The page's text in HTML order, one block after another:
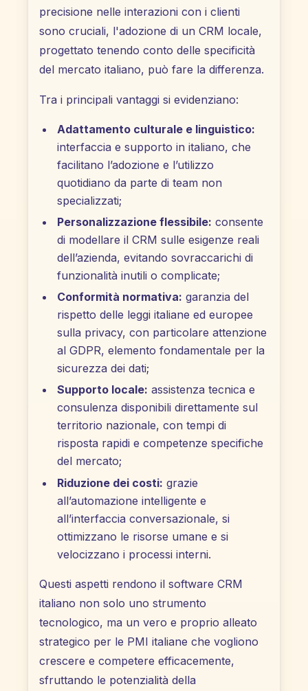
precisione nelle interazioni con i clienti
sono cruciali, l'adozione di un CRM locale,
progettato tenendo conto delle specificità
del mercato italiano, può fare la differenza.
Tra i principali vantaggi si evidenziano:
Adattamento culturale e linguistico:
interfaccia e supporto in italiano, che
facilitano l’adozione e l’utilizzo
quotidiano da parte di team non
specializzati;
Personalizzazione flessibile: consente
di modellare il CRM sulle esigenze reali
dell’azienda, evitando sovraccarichi di
funzionalità inutili o complicate;
Conformità normativa: garanzia del
rispetto delle leggi italiane ed europee
sulla privacy, con particolare attenzione
al GDPR, elemento fondamentale per la
sicurezza dei dati;
Supporto locale: assistenza tecnica e
consulenza disponibili direttamente sul
territorio nazionale, con tempi di
risposta rapidi e competenze specifiche
del mercato;
Riduzione dei costi: grazie
all’automazione intelligente e
all’interfaccia conversazionale, si
ottimizzano le risorse umane e si
velocizzano i processi interni.
Questi aspetti rendono il software CRM
italiano non solo uno strumento
tecnologico, ma un vero e proprio alleato
strategico per le PMI italiane che vogliono
crescere e competere efficacemente,
sfruttando le potenzialità della